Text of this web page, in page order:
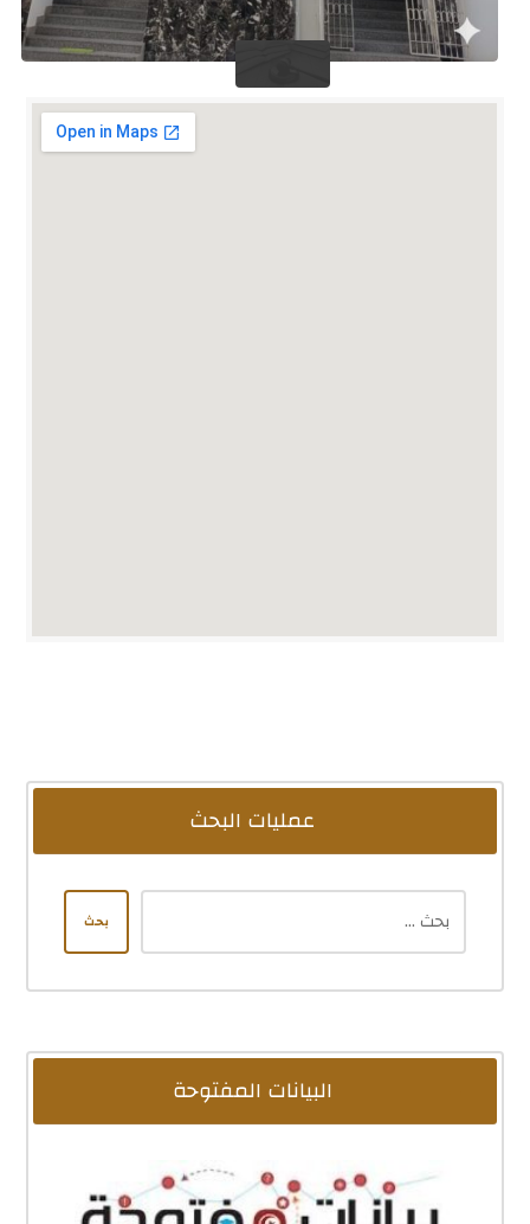
عمليات البحث
بحث
البيانات المفتوحة